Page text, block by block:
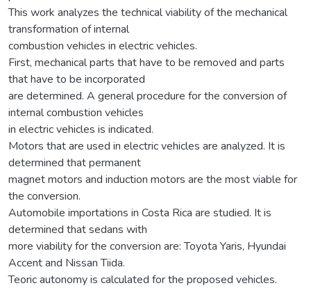
This work analyzes the technical viability of the mechanical
transformation of internal
combustion vehicles in electric vehicles.
First, mechanical parts that have to be removed and parts
that have to be incorporated
are determined. A general procedure for the conversion of
internal combustion vehicles
in electric vehicles is indicated.
Motors that are used in electric vehicles are analyzed. It is
determined that permanent
magnet motors and induction motors are the most viable for
the conversion.
Automobile importations in Costa Rica are studied. It is
determined that sedans with
more viability for the conversion are: Toyota Yaris, Hyundai
Accent and Nissan Tiida.
Teoric autonomy is calculated for the proposed vehicles.